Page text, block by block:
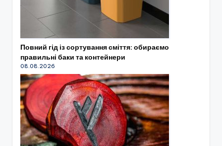
Повний гід із сортування сміття: обираємо
правильні баки та контейнери
08.08.2026